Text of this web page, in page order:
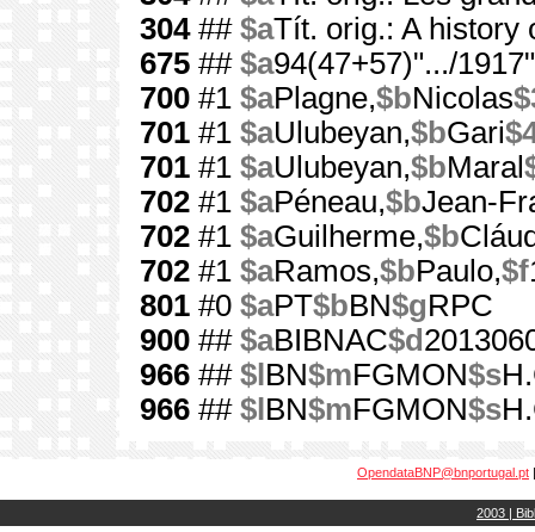
304## $aTít. orig.: A history
675 ## $a94(47+57)".../1917"
700 #1 $aPlagne,$bNicolas
701 #1 $aUlubeyan,$bGari
701 #1 $aUlubeyan,$bMaral
702 #1 $aPéneau,$bJean-
702 #1 $aGuilherme,$b
702 #1 $aRamos,$bPaulo,$f
801 #0 $aPT$bBN$gRPC
900 ## $aBIBNAC$d
966 ## $l BN$mFGMON$s
966 ## $l BN$mFGMON$s
OpendataBNP@bnportugal.pt
2003 |